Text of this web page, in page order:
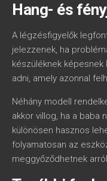
Hang- és
A légzésfigyelők
jelezzenek, ha
készüléknek
adni, amely azonnal
Néhány modell
akkor villog, ha a baba
különösen hasznos
folyamatosan az
meggyőződhetnek